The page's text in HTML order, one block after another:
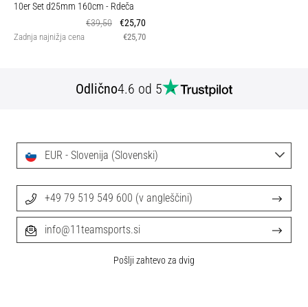
10er Set d25mm 160cm - Rdeča
€39,50
€25,70
Zadnja najnižja cena €25,70
Odlično4.6 od 5
EUR - Slovenija (Slovenski)
+49 79 519 549 600 (v angleščini)
info@11teamsports.si
Pošlji zahtevo za dvig